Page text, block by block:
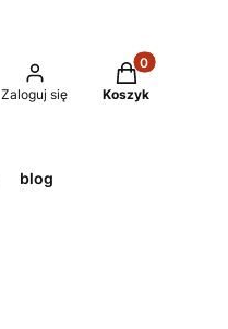
Zaloguj się
Produkty w
Koszyk
blog